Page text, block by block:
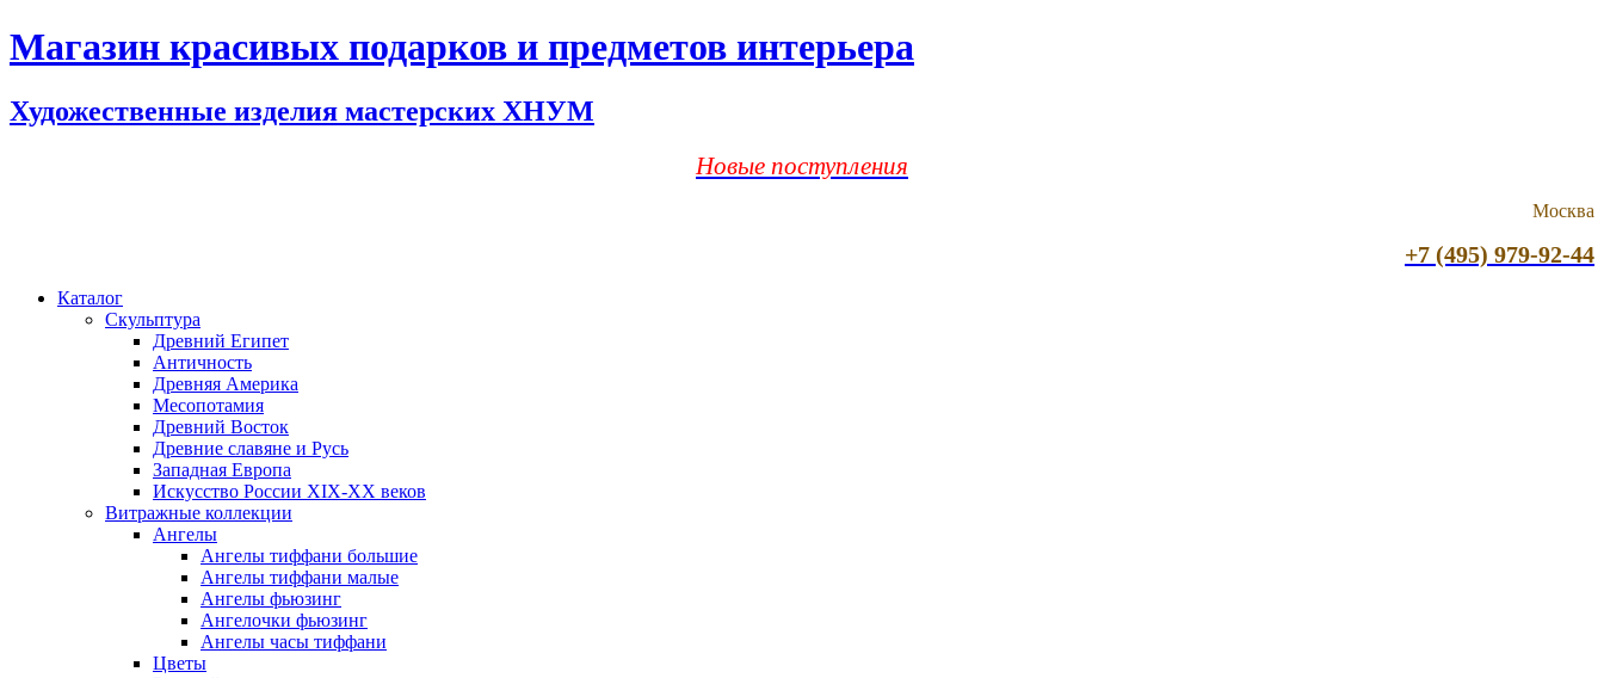
Магазин красивых подарков и предметов интерьера
Художественные изделия мастерских ХНУМ
Новые поступления
Москва
+7 (495) 979-92-44
Каталог
Скульптура
Древний Египет
Античность
Древняя Америка
Месопотамия
Древний Восток
Древние славяне и Русь
Западная Европа
Искусство России XIX-XX веков
Витражные коллекции
Ангелы
Ангелы тиффани большие
Ангелы тиффани малые
Ангелы фьюзинг
Ангелочки фьюзинг
Ангелы часы тиффани
Цветы